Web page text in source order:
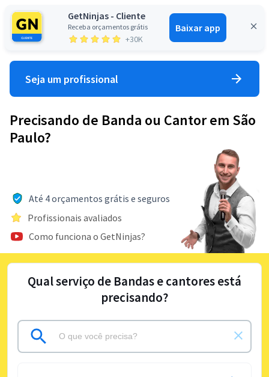
GetNinjas - Cliente
Receba orçamentos grátis
+30K
Baixar app
Entrar
Seja um profissional
Precisando de Banda ou Cantor em São
Paulo?
Até 4 orçamentos grátis e seguros
Profissionais avaliados
Como funciona o GetNinjas?
Qual serviço de Bandas e cantores está
precisando?